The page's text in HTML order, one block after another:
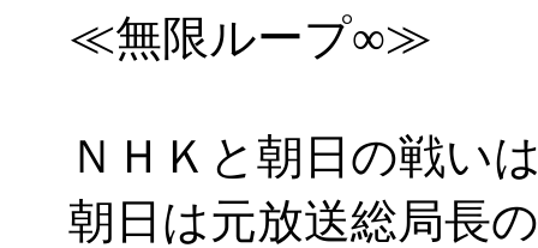
≪無限ループ∞≫
ＮＨＫと朝日の戦い
朝日は元放送総局長